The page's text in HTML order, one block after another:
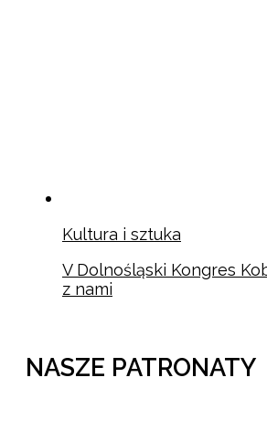
Kultura i sztuka
V Dolnośląski Kongres
z nami
NASZE PATRONATY